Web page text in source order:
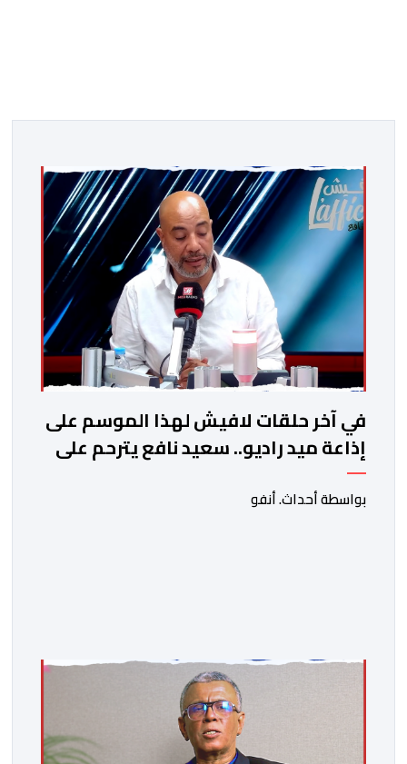
في آخر حلقات لافيش لهذا الموسم على
إذاعة ميد راديو.. سعيد نافع يترحم على
الفقيد الكاتب والصحفي جمال زايد
بواسطة أحداث. أنفو